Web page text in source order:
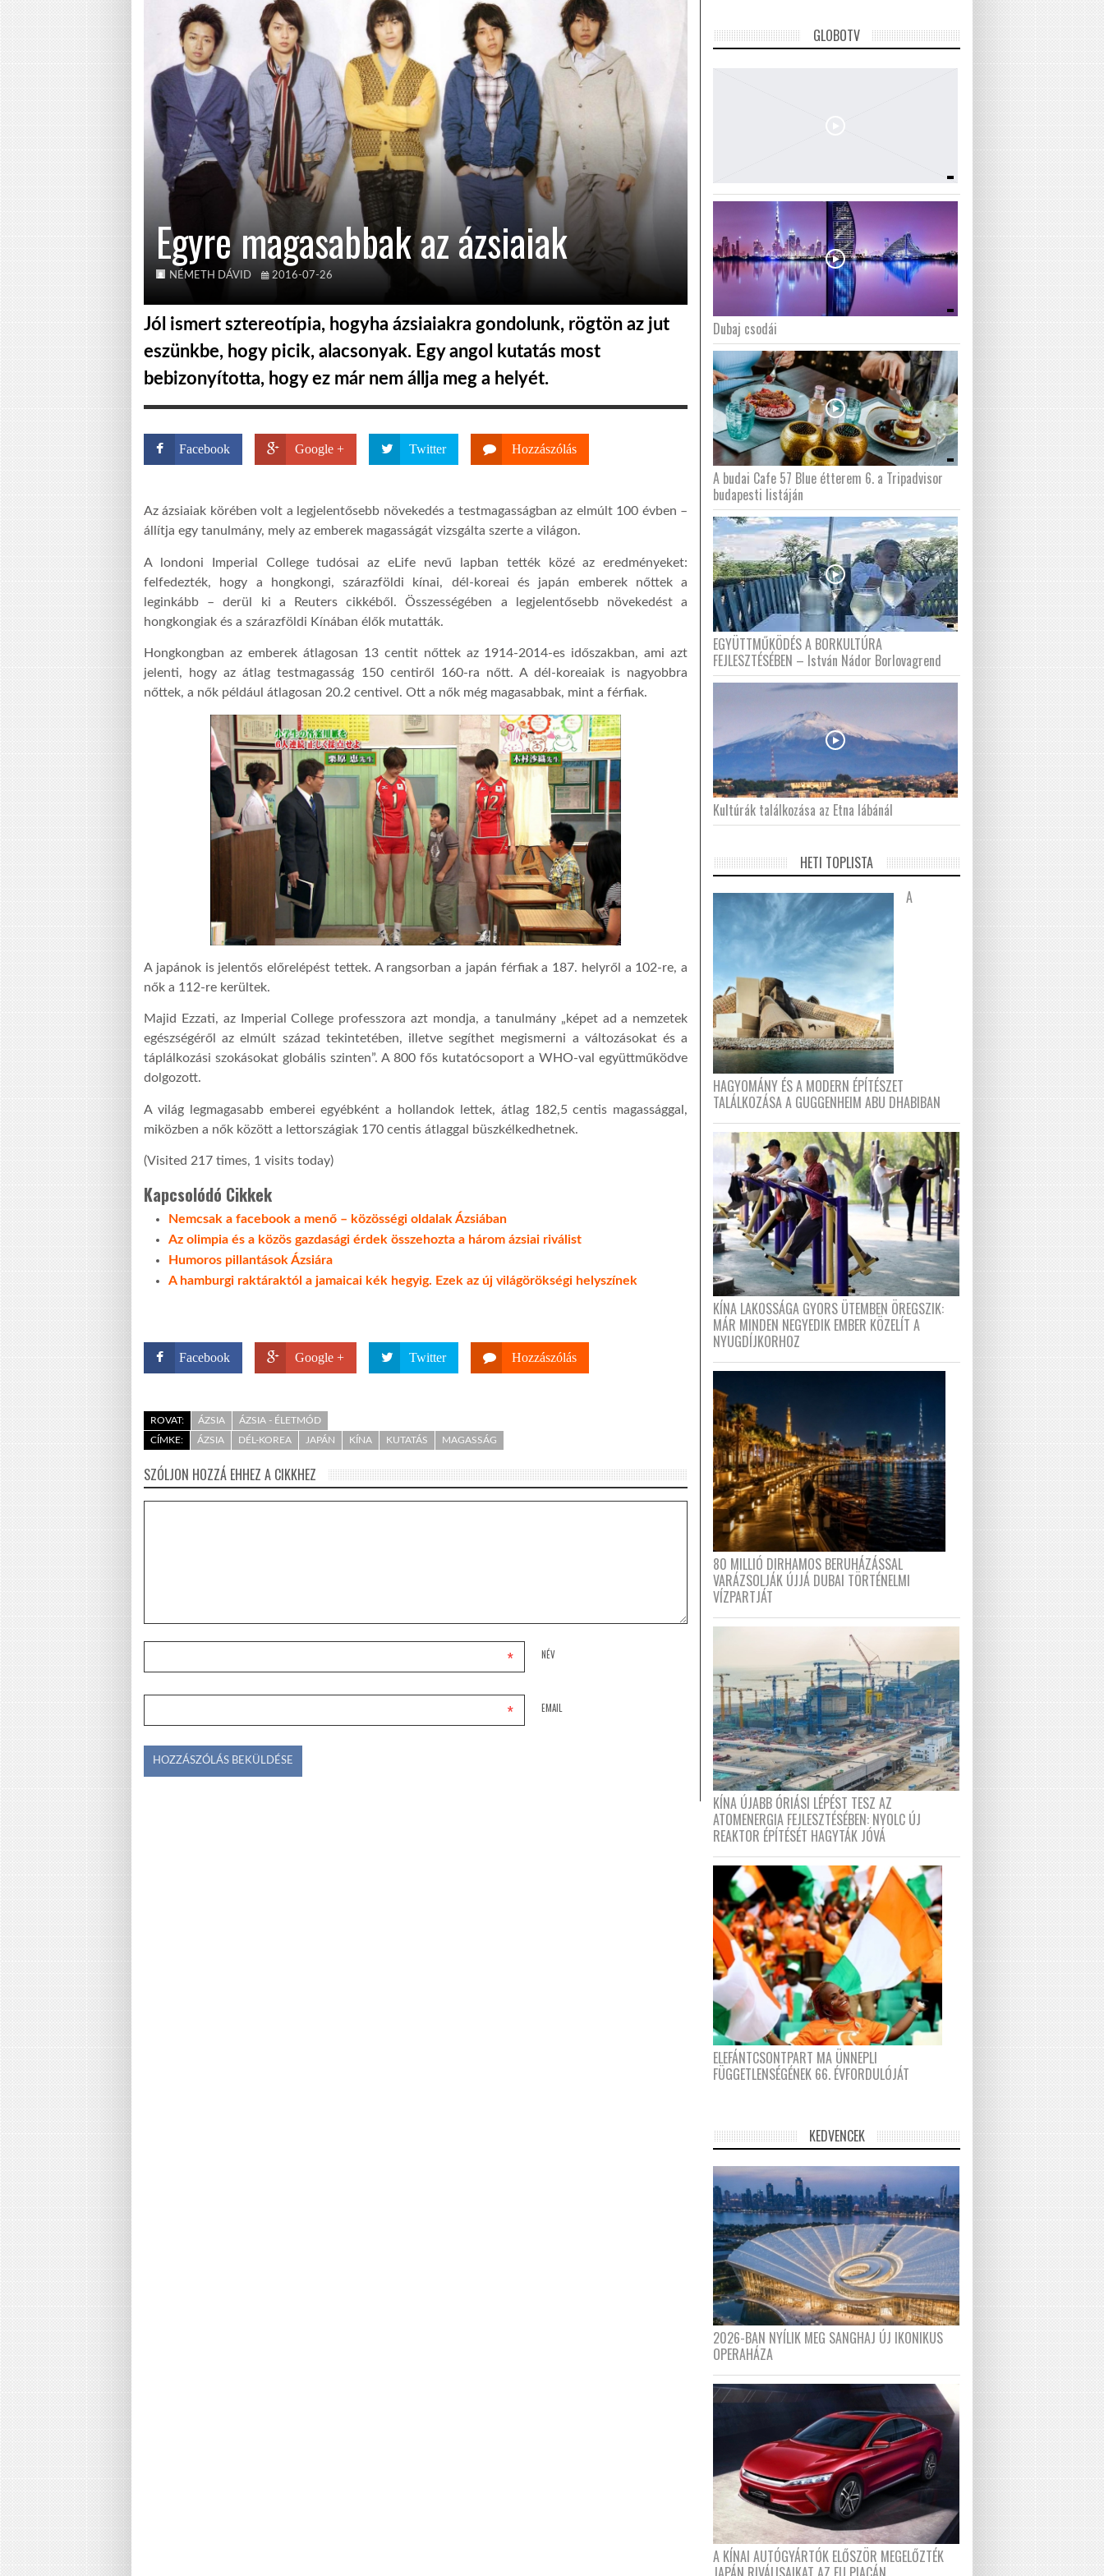
Egyre magasabbak az ázsiaiak
NÉMETH DÁVID 2016-07-26
Jól ismert sztereotípia, hogyha ázsiaiakra gondolunk, rögtön az jut
eszünkbe, hogy picik, alacsonyak. Egy angol kutatás most
bebizonyította, hogy ez már nem állja meg a helyét.
Facebook Google + Twitter Hozzászólás
Az ázsiaiak körében volt a legjelentősebb növekedés a testmagasságban az elmúlt 100 évben –
állítja egy tanulmány, mely az emberek magasságát vizsgálta szerte a világon.
A londoni Imperial College tudósai az eLife nevű lapban tették közé az eredményeket:
felfedezték, hogy a hongkongi, szárazföldi kínai, dél-koreai és japán emberek nőttek a
leginkább – derül ki a Reuters cikkéből. Összességében a legjelentősebb növekedést a
hongkongiak és a szárazföldi Kínában élők mutatták.
Hongkongban az emberek átlagosan 13 centit nőttek az 1914-2014-es időszakban, ami azt
jelenti, hogy az átlag testmagasság 150 centiről 160-ra nőtt. A dél-koreaiak is nagyobbra
nőttek, a nők például átlagosan 20.2 centivel. Ott a nők még magasabbak, mint a férfiak.
A japánok is jelentős előrelépést tettek. A rangsorban a japán férfiak a 187. helyről a 102-re, a
nők a 112-re kerültek.
Majid Ezzati, az Imperial College professzora azt mondja, a tanulmány „képet ad a nemzetek
egészségéről az elmúlt század tekintetében, illetve segíthet megismerni a változásokat és a
táplálkozási szokásokat globális szinten”. A 800 fős kutatócsoport a WHO-val együttműködve
dolgozott.
A világ legmagasabb emberei egyébként a hollandok lettek, átlag 182,5 centis magassággal,
miközben a nők között a lettországiak 170 centis átlaggal büszkélkedhetnek.
(Visited 217 times, 1 visits today)
Kapcsolódó Cikkek
Nemcsak a facebook a menő – közösségi oldalak Ázsiában
Az olimpia és a közös gazdasági érdek összehozta a három ázsiai riválist
Humoros pillantások Ázsiára
A hamburgi raktáraktól a jamaicai kék hegyig. Ezek az új világörökségi helyszínek
Facebook Google + Twitter Hozzászólás
ROVAT: ÁZSIA
ÁZSIA - ÉLETMÓD
CÍMKE:
ÁZSIA DÉL-KOREA JAPÁN KÍNA KUTATÁS MAGASSÁG
SZÓLJON HOZZÁ EHHEZ A CIKKHEZ
NÉV
*
EMAIL
*
GLOBOTV
Dubaj csodái
A budai Cafe 57 Blue étterem 6. a Tripadvisor
budapesti listáján
EGYÜTTMŰKÖDÉS A BORKULTÚRA
FEJLESZTÉSÉBEN – István Nádor Borlovagrend
Kultúrák találkozása az Etna lábánál
HETI TOPLISTA
A
HAGYOMÁNY ÉS A MODERN ÉPÍTÉSZET
TALÁLKOZÁSA A GUGGENHEIM ABU DHABIBAN
KÍNA LAKOSSÁGA GYORS ÜTEMBEN ÖREGSZIK:
MÁR MINDEN NEGYEDIK EMBER KÖZELÍT A
NYUGDÍJKORHOZ
80 MILLIÓ DIRHAMOS BERUHÁZÁSSAL
VARÁZSOLJÁK ÚJJÁ DUBAI TÖRTÉNELMI
VÍZPARTJÁT
KÍNA ÚJABB ÓRIÁSI LÉPÉST TESZ AZ
ATOMENERGIA FEJLESZTÉSÉBEN: NYOLC ÚJ
REAKTOR ÉPÍTÉSÉT HAGYTÁK JÓVÁ
ELEFÁNTCSONTPART MA ÜNNEPLI
FÜGGETLENSÉGÉNEK 66. ÉVFORDULÓJÁT
KEDVENCEK
2026-BAN NYÍLIK MEG SANGHAJ ÚJ IKONIKUS
OPERAHÁZA
A KÍNAI AUTÓGYÁRTÓK ELŐSZÖR MEGELŐZTÉK